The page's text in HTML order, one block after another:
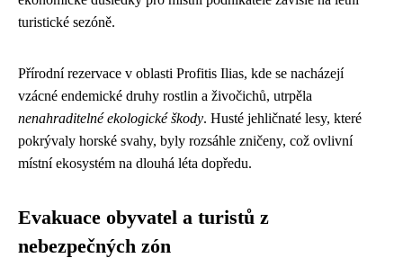
turistické sezóně.
Přírodní rezervace v oblasti Profitis Ilias, kde se nacházejí
vzácné endemické druhy rostlin a živočichů, utrpěla
nenahraditelné ekologické škody. Husté jehličnaté lesy, které
pokrývaly horské svahy, byly rozsáhle zničeny, což ovlivní
místní ekosystém na dlouhá léta dopředu.
Evakuace obyvatel a turistů z
nebezpečných zón